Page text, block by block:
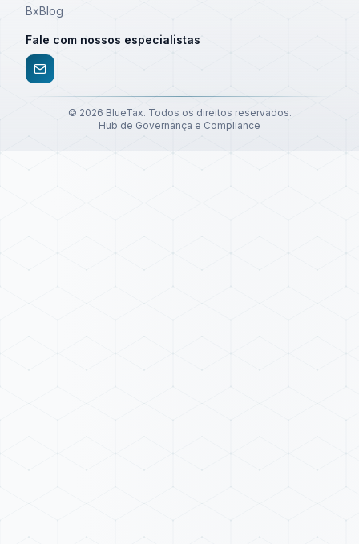
BxBlog
Fale com nossos especialistas
© 2026 BlueTax. Todos os direitos reservados.
Hub de Governança e Compliance